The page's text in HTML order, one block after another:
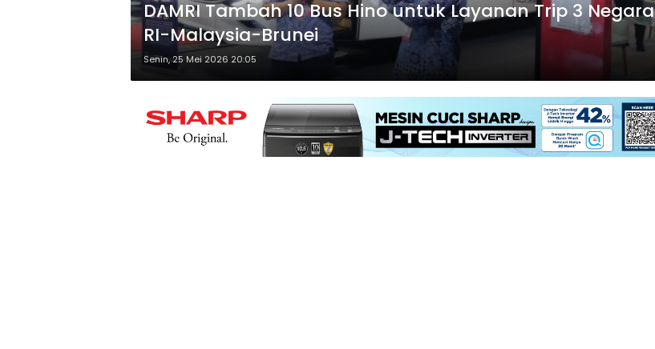
DAMRI Tambah 10 Bus Hino untuk Layanan Trip 3 Negara
RI-Malaysia-Brunei
Senin, 25 Mei 2026 20:05